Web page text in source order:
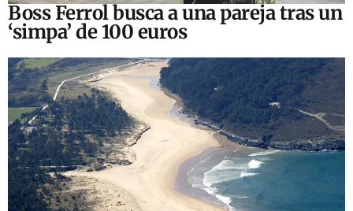
Boss Ferrol busca a una pareja tras un
‘simpa’ de 100 euros